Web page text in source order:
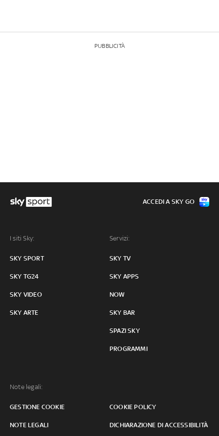
PUBBLICITÀ
I siti Sky:
SKY SPORT
SKY TG24
SKY VIDEO
SKY ARTE
Servizi:
SKY TV
SKY APPS
NOW
SKY BAR
SPAZI SKY
PROGRAMMI
Note legali:
GESTIONE COOKIE COOKIE POLICY
NOTE LEGALI DICHIARAZIONE DI ACCESSIBILITÀ
ACCEDI A SKY GO